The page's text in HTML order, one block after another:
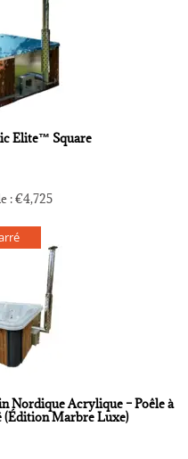
Elite™ Square
:€4,725
Nordique Acrylique – Poêle à
(Édition Marbre Luxe)